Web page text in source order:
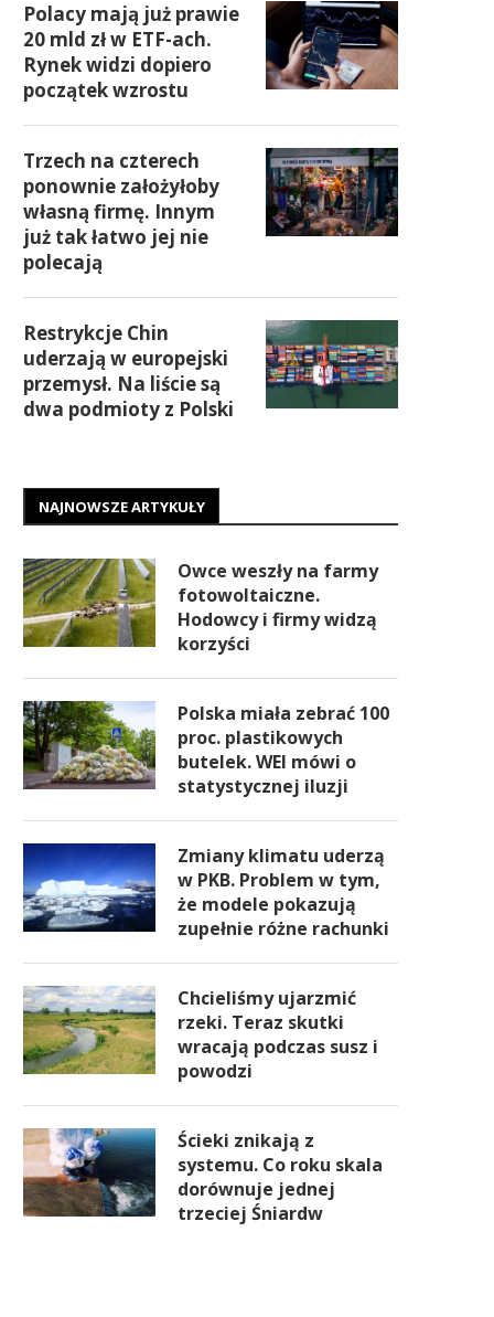
Polacy mają już prawie
20 mld zł w ETF-ach.
Rynek widzi dopiero
początek wzrostu
Trzech na czterech
ponownie założyłoby
własną firmę. Innym
już tak łatwo jej nie
polecają
Restrykcje Chin
uderzają w europejski
przemysł. Na liście są
dwa podmioty z Polski
NAJNOWSZE ARTYKUŁY
Owce weszły na farmy
fotowoltaiczne.
Hodowcy i firmy widzą
korzyści
Polska miała zebrać 100
proc. plastikowych
butelek. WEI mówi o
statystycznej iluzji
Zmiany klimatu uderzą
w PKB. Problem w tym,
że modele pokazują
zupełnie różne rachunki
Chcieliśmy ujarzmić
rzeki. Teraz skutki
wracają podczas susz i
powodzi
Ścieki znikają z
systemu. Co roku skala
dorównuje jednej
trzeciej Śniardw